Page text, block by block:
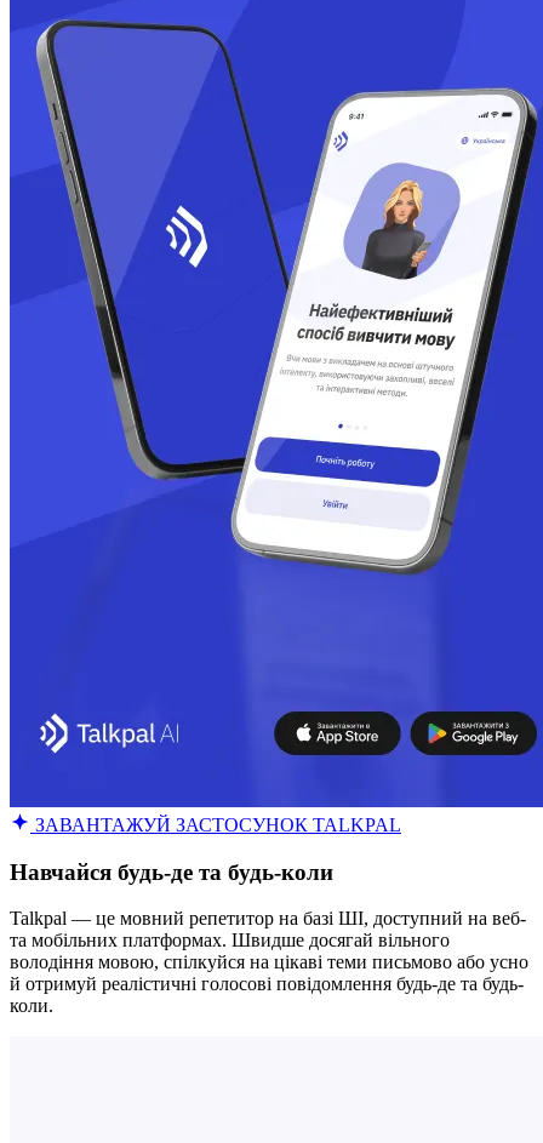
ЗАВАНТАЖУЙ ЗАСТОСУНОК TALKPAL
Навчайся будь-де та будь-коли
Talkpal — це мовний репетитор на базі ШІ, доступний на веб-
та мобільних платформах. Швидше досягай вільного
володіння мовою, спілкуйся на цікаві теми письмово або усно
й отримуй реалістичні голосові повідомлення будь-де та будь-
коли.